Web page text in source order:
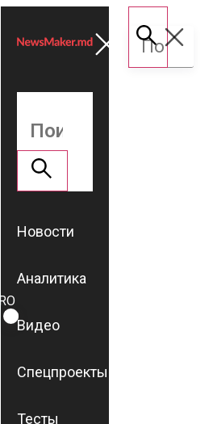
ROMÂNĂ
RU
Новости
Аналитика
Видео
Спецпроекты
Тесты